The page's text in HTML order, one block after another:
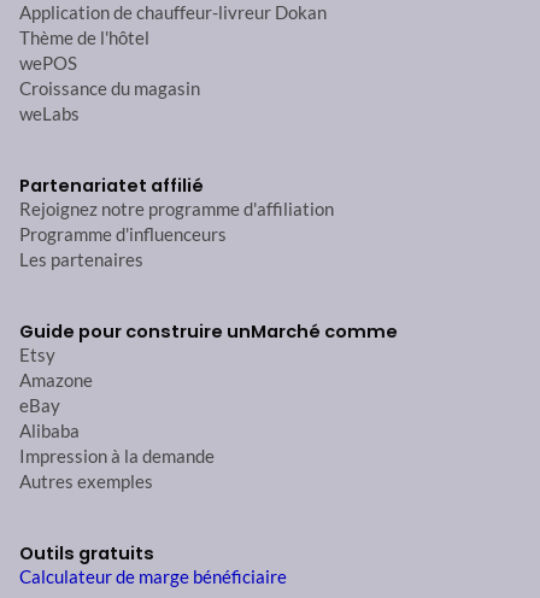
Application de chauffeur-livreur Dokan
Thème de l'hôtel
wePOS
Croissance du magasin
weLabs
Partenariatet affilié
Rejoignez notre programme d'affiliation
Programme d'influenceurs
Les partenaires
Guide pour construire unMarché comme
Etsy
Amazone
eBay
Alibaba
Impression à la demande
Autres exemples
Outils gratuits
Calculateur de marge bénéficiaire